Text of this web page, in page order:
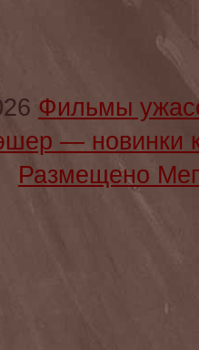
Фильмы
—
Размещено